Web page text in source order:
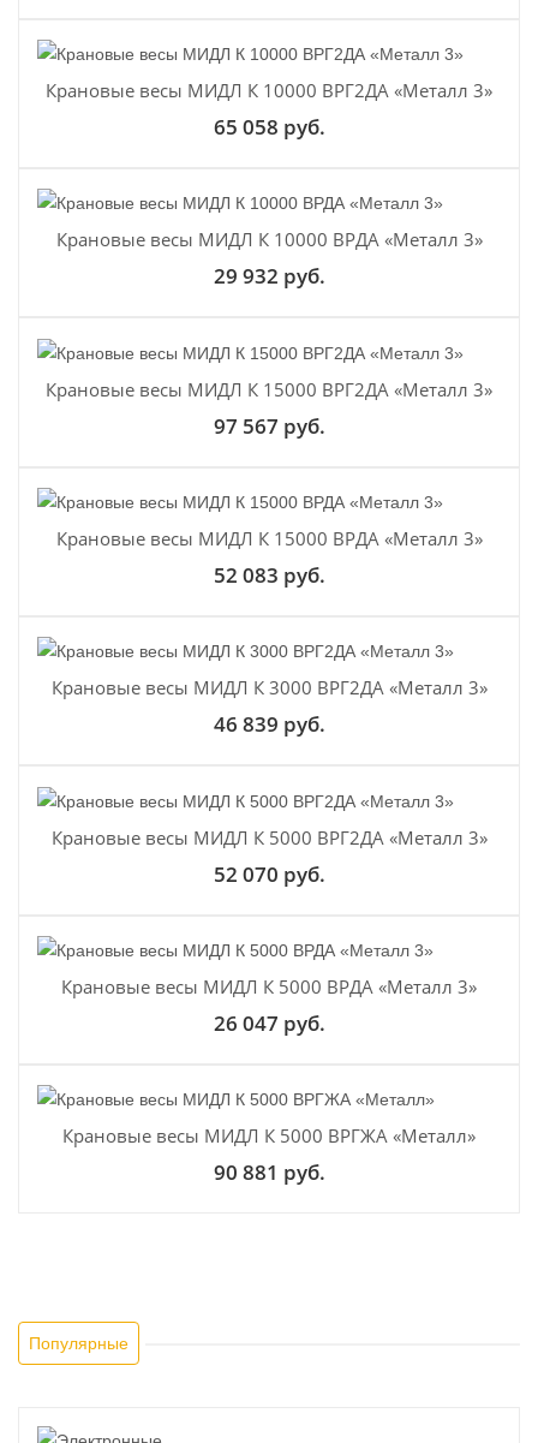
Крановые весы МИДЛ К 10000 ВРГ2ДА «Металл 3»
65 058 руб.
Крановые весы МИДЛ К 10000 ВРДА «Металл 3»
29 932 руб.
Крановые весы МИДЛ К 15000 ВРГ2ДА «Металл 3»
97 567 руб.
Крановые весы МИДЛ К 15000 ВРДА «Металл 3»
52 083 руб.
Крановые весы МИДЛ К 3000 ВРГ2ДА «Металл 3»
46 839 руб.
Крановые весы МИДЛ К 5000 ВРГ2ДА «Металл 3»
52 070 руб.
Крановые весы МИДЛ К 5000 ВРДА «Металл 3»
26 047 руб.
Крановые весы МИДЛ К 5000 ВРГЖА «Металл»
90 881 руб.
Популярные